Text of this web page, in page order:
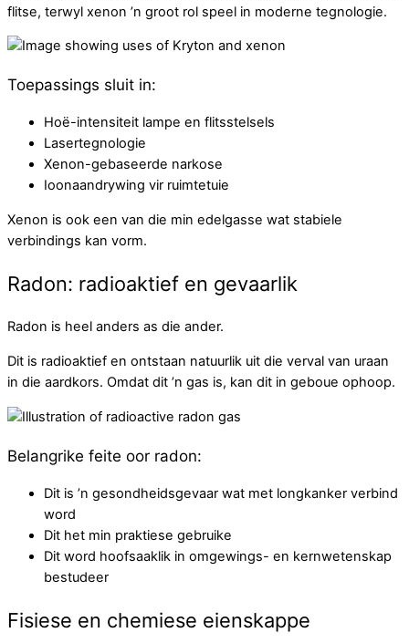
flitse, terwyl xenon ’n groot rol speel in moderne tegnologie.
Toepassings sluit in:
Hoë-intensiteit lampe en flitsstelsels
Lasertegnologie
Xenon-gebaseerde narkose
Ioonaandrywing vir ruimtetuie
Xenon is ook een van die min edelgasse wat stabiele
verbindings kan vorm.
Radon: radioaktief en gevaarlik
Radon is heel anders as die ander.
Dit is radioaktief en ontstaan natuurlik uit die verval van uraan
in die aardkors. Omdat dit ’n gas is, kan dit in geboue ophoop.
Belangrike feite oor radon:
Dit is ’n gesondheidsgevaar wat met longkanker verbind
word
Dit het min praktiese gebruike
Dit word hoofsaaklik in omgewings- en kernwetenskap
bestudeer
Fisiese en chemiese eienskappe